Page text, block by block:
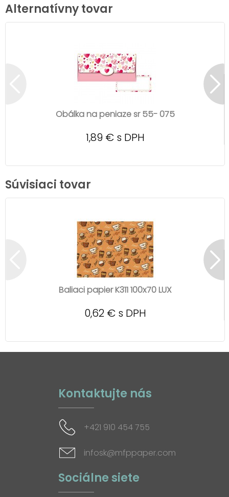
Alternatívny tovar
Obálka na peniaze sr 55- 075
1,89 € s DPH
Súvisiaci tovar
Baliaci papier K311 100x70 LUX
0,62 € s DPH
Kontaktujte nás
+421 910 454 755
infosk@mfppaper.com
Sociálne siete